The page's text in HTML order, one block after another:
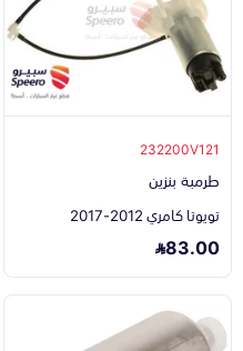
232200V121
طرمبة بنزين
تويوتا كامري 2012-2017
83.00